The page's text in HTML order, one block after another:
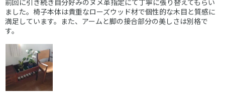
ました。椅子本体は貴重なローズウッド材で個性的な木目と質感に
満足しています。また、アームと脚の接合部分の美しさは別格で
す。